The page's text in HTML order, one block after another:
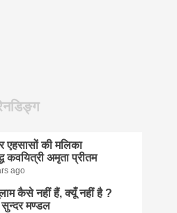
एहसासों की मलिका
कवयित्री अमृता प्रीतम
ago
कैसे नहीं हैं, क्यूँ नहीं है ?
सुन्दर मण्डल